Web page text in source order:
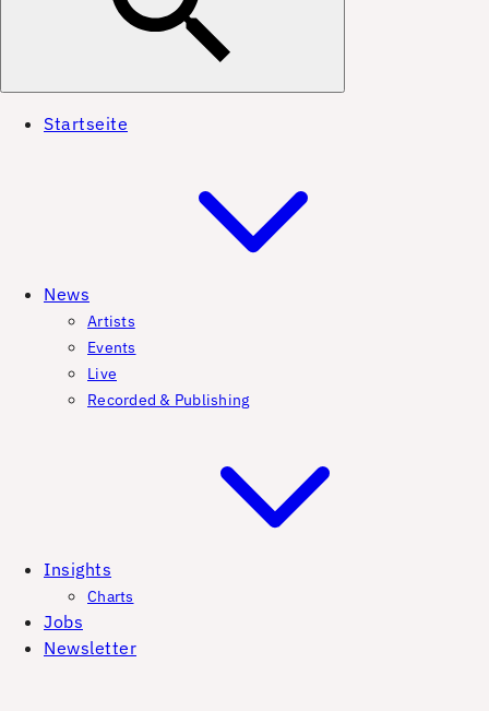
Startseite
News
Artists
Events
Live
Recorded & Publishing
Insights
Charts
Jobs
Newsletter